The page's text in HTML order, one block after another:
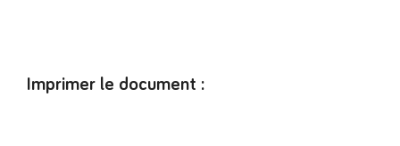
Imprimer le document :